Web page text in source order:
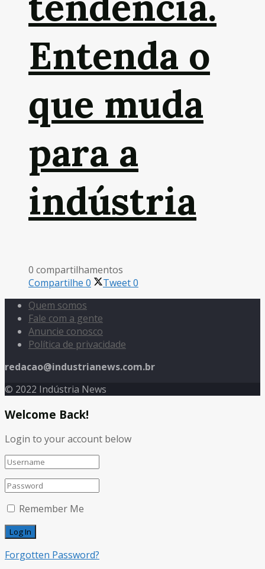
Entenda o
que muda
para a
indústria
0 compartilhamentos
Compartilhe 0 Tweet0
Quem somos
Fale com a gente
Anuncie conosco
Política de privacidade
redacao@industrianews.com.br
© 2022 Indústria News
Welcome Back!
Login to your account below
Remember Me
Forgotten Password?